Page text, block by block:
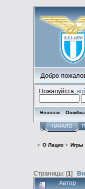
Добро
Пожалуйста,
Новости:
НАЧАЛО
> О Лацио> Игры
Страницы: [1]
Автор